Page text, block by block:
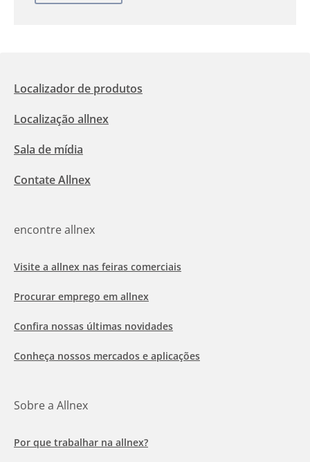
Localizador de produtos
Localização allnex
Sala de mídia
Contate Allnex
encontre allnex
Visite a allnex nas feiras comerciais
Procurar emprego em allnex
Confira nossas últimas novidades
Conheça nossos mercados e aplicações
Sobre a Allnex
Por que trabalhar na allnex?